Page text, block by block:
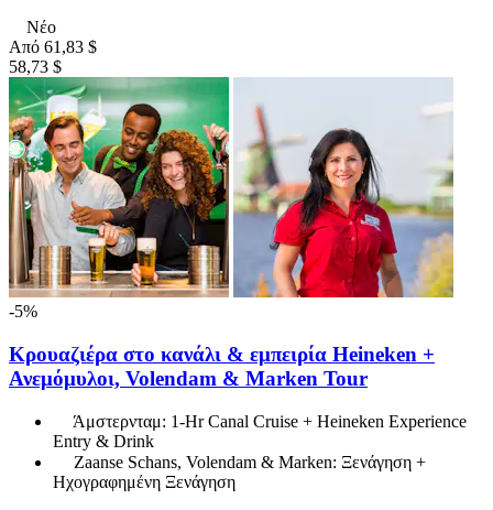
Νέο
Από 61,83 $
58,73 $
-5%
Κρουαζιέρα στο κανάλι & εμπειρία Heineken +
Ανεμόμυλοι, Volendam & Marken Tour
Άμστερνταμ: 1-Hr Canal Cruise + Heineken Experience
Entry & Drink
Zaanse Schans, Volendam & Marken: Ξενάγηση +
Ηχογραφημένη Ξενάγηση